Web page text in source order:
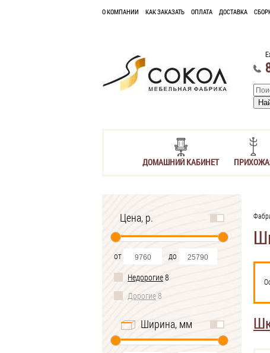
О КОМПАНИИ КАК ЗАКАЗАТЬ ОПЛАТА ДОСТАВКА
ДОМАШНИЙ КАБИНЕТ
Цена, р.
от
до
Недорогие8
Дорогие8
Ширина, мм